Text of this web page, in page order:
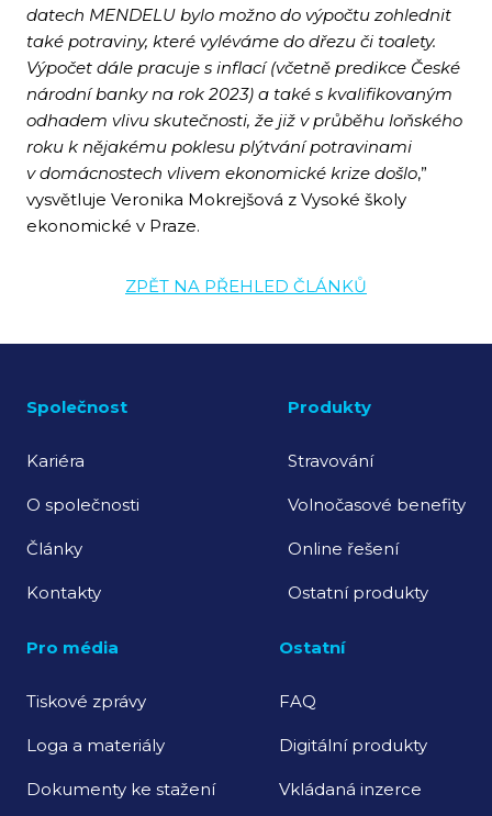
datech MENDELU bylo možno do výpočtu zohlednit
také potraviny, které vyléváme do dřezu či toalety.
Výpočet dále pracuje s inflací (včetně predikce České
národní banky na rok 2023) a také s kvalifikovaným
odhadem vlivu skutečnosti, že již v průběhu loňského
roku k nějakému poklesu plýtvání potravinami
v domácnostech vlivem ekonomické krize došlo,”
vysvětluje Veronika Mokrejšová z Vysoké školy
ekonomické v Praze.
ZPĚT NA PŘEHLED ČLÁNKŮ
Společnost
Kariéra
O společnosti
Články
Kontakty
Produkty
Stravování
Volnočasové benefity
Online řešení
Ostatní produkty
Pro média
Tiskové zprávy
Loga a materiály
Dokumenty ke stažení
Ostatní
FAQ
Digitální produkty
Vkládaná inzerce